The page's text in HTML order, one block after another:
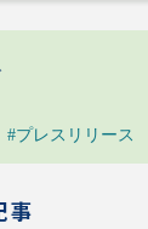
#プレスリリース
事